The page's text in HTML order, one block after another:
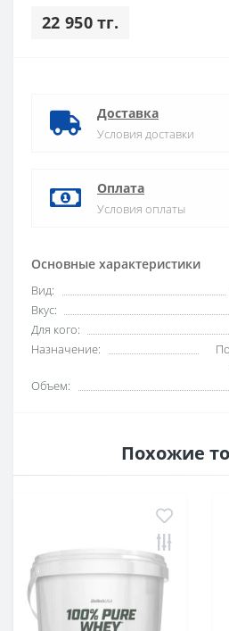
22 950 тг.
Основные характеристики
Вид:
Вкус:
Для кого:
Назначение:
Объем:
Доставка
Условия доставки
Оплата
Условия оплаты
Похожие